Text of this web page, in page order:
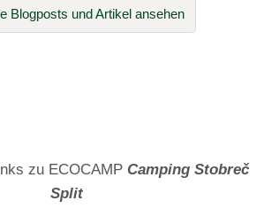
Blogposts und Artikel ansehen
zu ECOCAMP Camping Stobreč
Split